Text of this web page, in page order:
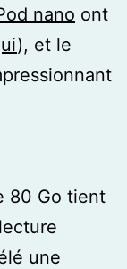
nano ont
), et le
80 Go tient
une